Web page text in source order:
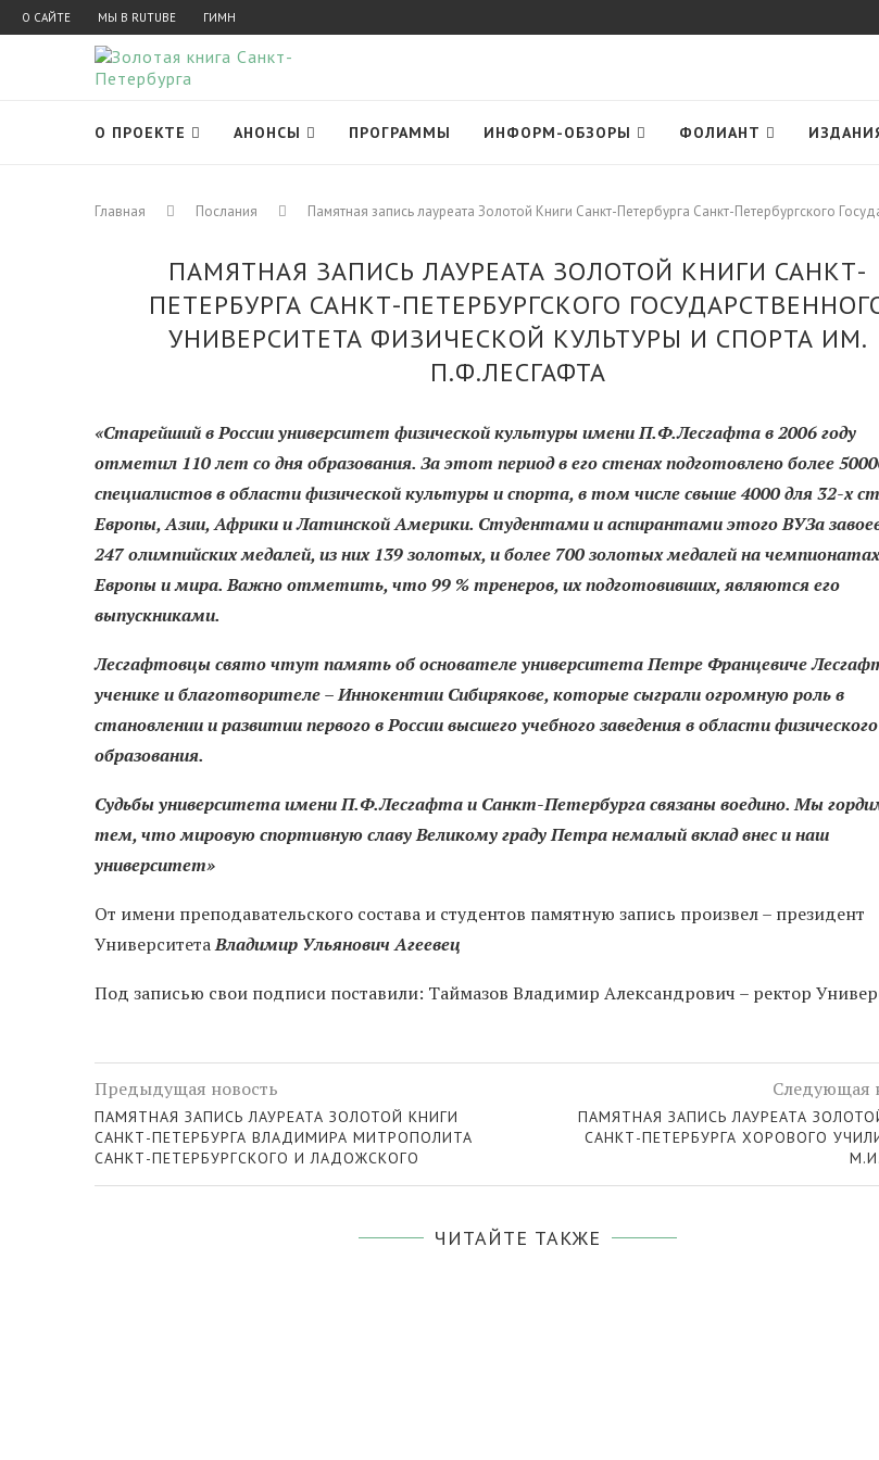
О САЙТЕ МЫ В RUTUBE ГИМН
О ПРОЕКТЕ АНОНСЫ ПРОГРАММЫ ИНФОРМ-ОБЗОРЫ ФОЛИАНТ
Главная Послания Памятная запись лауреата Золотой Книги Санкт-Петербурга Санкт-Петербургского
ПАМЯТНАЯ ЗАПИСЬ ЛАУРЕАТА ЗОЛОТОЙ КНИГИ САНКТ-
ПЕТЕРБУРГА САНКТ-ПЕТЕРБУРГСКОГО
УНИВЕРСИТЕТА ФИЗИЧЕСКОЙ КУЛЬТУРЫ И СПОРТА ИМ.
П.Ф.ЛЕСГАФТА
«Старейший в России университет физической культуры имени П.Ф.Лесгафта в 2006 году
отметил 110 лет со дня образования. За этот период в его стенах подготовлено более
специалистов в области физической культуры и спорта, в том числе свыше 4000 для 32-х
Европы, Азии,Африки и Латинской Америки. Студентами и аспирантами этого ВУЗа
247 олимпийских медалей, из них 139 золотых, и более 700 золотых медалей на чемпионатах
Европы и мира. Важно отметить, что 99 % тренеров, их подготовивших, являются его
выпускниками.
Лесгафтовцы свято чтут память об основателе университета Петре Францевиче
ученике и благотворителе – Иннокентии Сибирякове, которые сыграли огромную роль в
становлении и развитии первого в России высшего учебного заведения в области физического
образования.
Судьбы университета имени П.Ф.Лесгафта и Санкт-Петербурга связаны воедино. Мы
тем, что мировую спортивную славу Великому граду Петра немалый вклад внес и наш
университет»
От имени преподавательского состава и студентов памятную запись произвел – президент
УниверситетаВладимир Ульянович Агеевец
Под записью свои подписи поставили: Таймазов Владимир Александрович – ректор
Предыдущая новость
ПАМЯТНАЯ ЗАПИСЬ ЛАУРЕАТА ЗОЛОТОЙ КНИГИ
САНКТ-ПЕТЕРБУРГА ВЛАДИМИРА МИТРОПОЛИТА
САНКТ-ПЕТЕРБУРГСКОГО И ЛАДОЖСКОГО
Следующая
ПАМЯТНАЯ ЗАПИСЬ ЛАУРЕАТА
САНКТ-ПЕТЕРБУРГА ХОРОВОГО
ЧИТАЙТЕ ТАКЖЕ